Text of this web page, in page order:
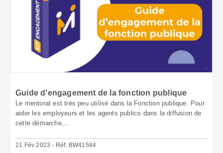
Guide d’engagement de la fonction publique
Le mentorat est très peu utilisé dans la Fonction publique. Pour
aider les employeurs et les agents publics dans la diffusion de
cette démarche,...
21 Fév 2023 - Réf: BW41584